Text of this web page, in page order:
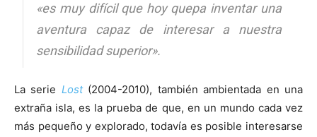
«es muy difícil que hoy quepa inventar una
aventura capaz de interesar a nuestra
sensibilidad superior».
La serie Lost(2004-2010), también ambientada en una
extraña isla, es la prueba de que, en un mundo cada vez
más pequeño y explorado, todavía es posible interesarse